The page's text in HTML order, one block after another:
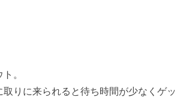
。
取りに来られると待ち時間が少なくゲッ